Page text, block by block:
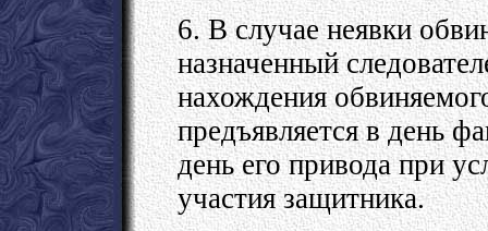
6. В случае неявки
назначенный
нахождения
предъявляется в день
день его привода при
участия защитника.